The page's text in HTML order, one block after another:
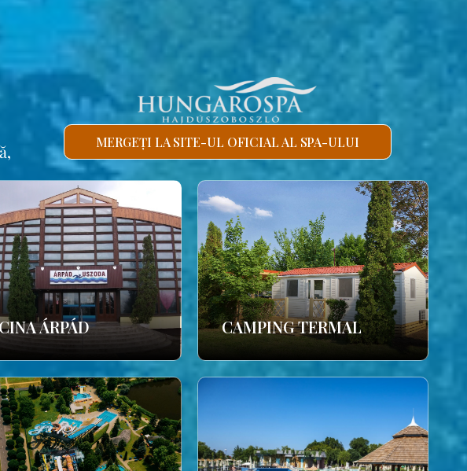
MERGEȚI LA SITE-UL OFICIAL AL SPA-ULUI
ÁRPÁD CAMPING TERMAL